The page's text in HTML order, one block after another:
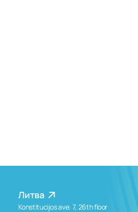
Литва
Konstitucijos ave. 7, 26th floor